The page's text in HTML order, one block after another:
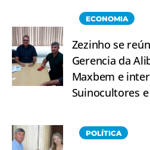
ECONOMIA
Zezinho se
Gerencia da
Maxbem e
Suinocultores
POLÍTICA